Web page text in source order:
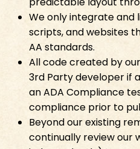
We only integrate
scripts, and websites
AA standards.​​​​‌ ‍ ​‍​‍‌‍ ‌ ​‍‌‍‍‌‌‍‌ ‌‍‍‌‌‍ ‍​‍​‍​ ‍‍​‍​‍‌ ​ ‌‍​‌‌‍ ‍‌‍‍‌‌ ‌​‌ ‍‌​‍ ‍‌‍‍‌‌‍ ​‍​‍​‍ ​​‍​‍‌‍‍​‌ ​‍‌‍‌‌‌‍‌‍​‍​‍​ ‍‍​‍​‍‌‍‍​‌ ‌​‌ ‌​‌ ​​​ ‍‍​‍ ​‍ ‌‍ ​‌‍​‌​‍ ‌‌‍‌‍‌‍​‌‌‍ ‌‌‍‍‌‌‍‌ ‌‍ ​‌‍‍‌‌‍​‌​‍ ‌‌‍‌​‌‍‌‌‌‍ ​‌‍‌ ‌ ​‍‌‍ ‌ ​ ‌ ​ ‌‍ ​‍ ‍‌ ​ ‌‍​‌‌‍ ‍‌‍‍‌‌ ‌​‌ ‍‌​‍ ‍‌ ​ ‌ ‌​‌ ‌‌‌‍‌​‌‍‍‌‌‍ ​‍ ‌‍‍‌‌‍ ‍‌ ‌​‌‍‌‌‌‍ ‍‌ ‌​​‍ ‌‍‌‌‌‍‌​‌‍‍‌‌ ‌​​‍ ‌‍ ‌‌‍ ‌‍‌​‌‍‌‌​ ‌‌ ​​‌ ​‍‌‍‌‌‌ ​ ‌‍‌‌‌‍ ‍‌ ‌​‌‍​‌‌ ‌​‌‍‍‌‌‍ ‌‍ ‍​ ‍ ‌‍‍‌‌‍‌​​ ‌​ ‌‌​ ​​​ ‌​‌‍‌​‌‍​‍‌‍​‍​ ‌ ‌‍‌‌​‍ ‌​ ​ ‌‍‌​‌‍​ ​ ‌​​‍ ‌​ ‌​​ ‌‌​ ​‌​ ‍‌​‍ ‌‌‍​‍‌‍‌‍​ ‌ ​ ​​​‍ ‌​ ​ ​ ‌‌‌‍‌‍​ ‌‍‌‍​‌​ ​‌‌‍​‌​ ​​​ ​‌‌‍‌‍‌‍​‍‌‍‌‌​ ‍ ‌ ‌​‌ ‍‌‌ ​​‌‍‌‌​ ‌‌ ​​‌‍​‌‌‍‌ ‌‍‌‌​ ‍ ‌ ​​‌‍​‌‌ ‌​‌‍‍​​ ‌‌ ​​‌‍​‌‌‍‌ ‌‍‌‌‌​​‍‌ ‌‌‌‍‍‌‌‍ ​‌‍‌​‌‍‌‌‌ ​‍​‍‌‌​ ‌‌‌​​‍‌‌ ‌‍‍ ‌‍‌‌‌ ‍‌​‍‌‌​ ​ ‌​‌​​‍‌‌​ ​ ‌​‌​​‍‌‌​ ​‍​ ​‍​ ‍‌​ ‌‍​ ‌ ‌‍​‌​ ‌ ​ ​‌​ ​‌‌‍​‌‌‍​‌​ ‍‌​ ​‌​ ​​​‍‌‌​ ​‍​ ​‍​‍‌‌​ ‌‌‌​‌​​‍ ‍‌‍​‍‌‍ ‌‍‌​‌ ‍‌​‍‌‌​ ‌‌‌​​‍‌‌ ‌‍‍ ‌‍‌‌‌ ‍‌​‍‌‌​ ​ ‌​‌​​‍‌‌​ ​ ‌​‌​​‍‌‌​ ​‍​ ​‍​ ‌‌‌‍‌‌‌‍‌‌​ ‌‍​ ​ ​ ​ ​ ‌​‌‍​‌​ ‌​​ ‌​‌‍​ ​ ‌‍​‍‌‌​ ​‍​ ​‍​‍‌‌​ ‌‌‌​‌​​‍ ‍‌‍​ ‌‍‍​‌‍‍‌‌‍ ​‌‍‌​‌ ​‍‌‍‌‌‌‍ ‍​‍‌‌​ ‌‌‌​​‍‌‌ ‌‍‍ ‌‍‌‌‌ ‍‌​‍‌‌​ ​ ‌​‌​​‍‌‌​ ​ ‌​‌​​‍‌‌​ ​‍​ ​‍​ ​‍‌‍‌‍​ ​ ​ ​​‌‍​‌​ ​‌​ ‌ ‌‍​‌​ ​ ​ ​ ​ ‌ ‌‍​‌​‍‌‌​ ​‍​ ​‍​‍‌‌​ ‌‌‌​‌​​‍ ‍‌ ‌​‌‍‌‌‌ ‍​‌ ‌​​ ‌‍​‍‌‍​‌‌ ​ ‌‍‌‌‌‌‌‌‌ ​‍‌‍ ​​ ‌‌‍‍​‌ ‌​‌ ‌​‌ ​​​‍‌‌​ ​ ‌​​‌​‍‌‌​ ​‍‌​‌‍​‍‌‌​ ​‍‌​‌‍‌‍ ​‌‍​‌​‍ ‌‌‍‌‍‌‍​‌‌‍ ‌‌‍‍‌‌‍‌ ‌‍ ​‌‍‍‌‌‍​‌​‍ ‌‌‍‌​‌‍‌‌‌‍ ​‌‍‌ ‌ ​‍‌‍ ‌ ​ ‌ ​ ‌‍ ​‍ ‍‌ ​ ‌‍​‌‌‍ ‍‌‍‍‌‌ ‌​‌ ‍‌​‍ ‍‌ ​ ‌ ‌​‌ ‌‌‌‍‌​‌‍‍‌‌‍ ​‍‌‍‌‍‍‌‌‍‌​​ ‌​ ‌‌​ ​​​ ‌​‌‍‌​‌‍​‍‌‍​‍​ ‌ ‌‍‌‌​‍ ‌​ ​ ‌‍‌​‌‍​ ​ ‌​​‍ ‌​ ‌​​ ‌‌​ ​‌​ ‍‌​‍ ‌‌‍​‍‌‍‌‍​ ‌ ​ ​​​‍ ‌​ ​ ​ ‌‌‌‍‌‍​ ‌‍‌‍​‌​ ​‌‌‍​‌​ ​​​ ​‌‌‍‌‍‌‍​‍‌‍‌‌​‍‌‍‌ ‌​‌ ‍‌‌ ​​‌‍‌‌​ ‌‌ ​​‌‍​‌‌‍‌ ‌‍‌‌​‍‌‍‌ ​​‌‍​‌‌ ‌​‌‍‍​​ ‌‌ ​​‌‍​‌‌‍‌ ‌‍‌‌‌​​‍‌ ‌‌‌‍‍‌‌‍ ​‌‍‌​‌‍‌‌‌ ​‍​‍‌‌​ ‌‌‌​​‍‌‌ ‌‍‍ ‌‍‌‌‌ ‍‌​‍‌‌​ ​ ‌​‌​​‍‌‌​ ​ ‌​‌​​‍‌‌​ ​‍​ ​‍​ ‍‌​ ‌‍​ ‌ ‌‍​‌​ ‌ ​ ​‌​ ​‌‌‍​‌‌‍​‌​ ‍‌​ ​‌​ ​​​‍‌‌​ ​‍​ ​‍​‍‌‌​ ‌‌‌​‌​​‍ ‍‌‍​‍‌‍ ‌‍‌​‌ ‍‌​‍‌‌​ ‌‌‌​​‍‌‌ ‌‍‍ ‌‍‌‌‌ ‍‌​‍‌‌​ ​ ‌​‌​​‍‌‌​ ​ ‌​‌​​‍‌‌​ ​‍​ ​‍​ ‌‌‌‍‌‌‌‍‌‌​ ‌‍​ ​ ​ ​ ​ ‌​‌‍​‌​ ‌​​ ‌​‌‍​ ​ ‌‍​‍‌‌​ ​‍​ ​‍​‍‌‌​ ‌‌‌​‌​​‍ ‍‌‍​ ‌‍‍​‌‍‍‌‌‍ ​‌‍‌​‌ ​‍‌‍‌‌‌‍ ‍​‍‌‌​ ‌‌‌​​‍‌‌ ‌‍‍ ‌‍‌‌‌ ‍‌​‍‌‌​ ​ ‌​‌​​‍‌‌​ ​ ‌​‌​​‍‌‌​ ​‍​ ​‍​ ​‍‌‍‌‍​ ​ ​ ​​‌‍​‌​ ​‌​ ‌ ‌‍​‌​ ​ ​ ​ ​ ‌ ‌‍​‌​‍‌‌​ ​‍​ ​‍​‍‌‌​ ‌‌‌​‌​​‍ ‍‌ ‌​‌‍‌‌‌ ‍​‌ ‌​​‍‌‍‌ ​​‌‍‌‌‌ ​‍‌ ​ ‌ ​​‌‍‌‌‌‍​ ‌ ‌​‌‍‍‌‌ ‌‍‌‍‌‌​ ‌‌ ​​‌ ‌‌‌‍​‍‌‍ ​‌‍‍‌‌ ​ ‌‍‍​‌‍‌‌‌‍‌​​‍​‍‌ ‌
All code created by
3rd Party developer if
an ADA Compliance
compliance prior to publishing.​​​​‌
Beyond our existing
continually review our